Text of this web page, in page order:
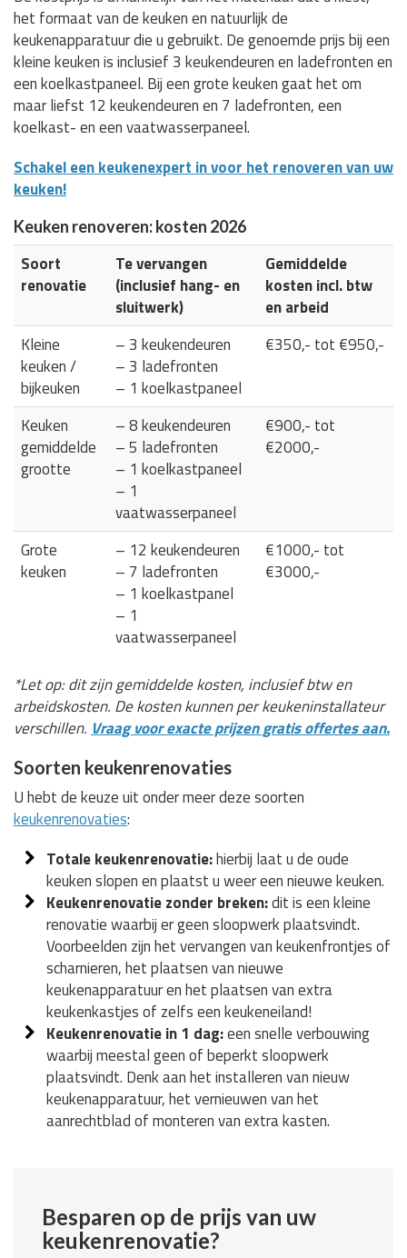
het formaat van de keuken en natuurlijk de
keukenapparatuur die u gebruikt. De genoemde prijs bij een
kleine keuken is inclusief 3 keukendeuren en ladefronten en
een koelkastpaneel. Bij een grote keuken gaat het om
maar liefst 12 keukendeuren en 7 ladefronten, een
koelkast- en een vaatwasserpaneel.
Schakel een keukenexpert in voor het renoveren van uw
keuken!
Keuken renoveren: kosten 2026
Soort
renovatie
Te vervangen
(inclusief hang- en
sluitwerk)
Gemiddelde
kosten incl. btw
en arbeid
Kleine
keuken /
bijkeuken
– 3 keukendeuren
– 3 ladefronten
– 1 koelkastpaneel
€350,- tot €950,-
Keuken
gemiddelde
grootte
– 8 keukendeuren
– 5 ladefronten
– 1 koelkastpaneel
– 1
vaatwasserpaneel
€900,- tot
€2000,-
Grote
keuken
– 12 keukendeuren
– 7 ladefronten
– 1 koelkastpanel
– 1
vaatwasserpaneel
€1000,- tot
€3000,-
*Let op: dit zijn gemiddelde kosten, inclusief btw en
arbeidskosten. De kosten kunnen per keukeninstallateur
verschillen. Vraag voor exacte prijzen gratis offertes aan.
Soorten keukenrenovaties
U hebt de keuze uit onder meer deze soorten
keukenrenovaties:
Totale keukenrenovatie:hierbij laat u de oude
keuken slopen en plaatst u weer een nieuwe keuken.
Keukenrenovatie zonder breken:dit is een kleine
renovatie waarbij er geen sloopwerk plaatsvindt.
Voorbeelden zijn het vervangen van keukenfrontjes of
scharnieren, het plaatsen van nieuwe
keukenapparatuur en het plaatsen van extra
keukenkastjes of zelfs een keukeneiland!
Keukenrenovatie in 1 dag:een snelle verbouwing
waarbij meestal geen of beperkt sloopwerk
plaatsvindt. Denk aan het installeren van nieuw
keukenapparatuur, het vernieuwen van het
aanrechtblad of monteren van extra kasten.
Besparen op de prijs van uw
keukenrenovatie?